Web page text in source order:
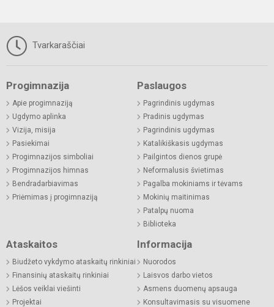
Tvarkaraščiai
Progimnazija
Apie progimnaziją
Ugdymo aplinka
Vizija, misija
Pasiekimai
Progimnazijos simboliai
Progimnazijos himnas
Bendradarbiavimas
Priėmimas į progimnaziją
Paslaugos
Pagrindinis ugdymas
Pradinis ugdymas
Pagrindinis ugdymas
Katalikiškasis ugdymas
Pailgintos dienos grupė
Neformalusis švietimas
Pagalba mokiniams ir tėvams
Mokinių maitinimas
Patalpų nuoma
Biblioteka
Ataskaitos
Biudžeto vykdymo ataskaitų rinkiniai
Finansinių ataskaitų rinkiniai
Lėšos veiklai viešinti
Projektai
Informacija
Nuorodos
Laisvos darbo vietos
Asmens duomenų apsauga
Konsultavimasis su visuomene